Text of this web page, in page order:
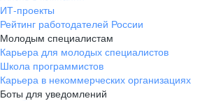
ИТ-проекты
Рейтинг работодателей России
Молодым специалистам
Карьера для молодых специалистов
Школа программистов
Карьера в некоммерческих организациях
Боты для уведомлений